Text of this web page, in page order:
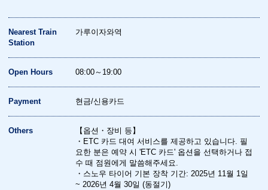
Nearest Train
Station
가루이자와역
Open Hours 08:00～19:00
Payment 현금/신용카드
Others
【옵션・장비 등】
・ETC 카드 대여 서비스를 제공하고 있습니다. 필
요한 분은 예약 시 'ETC 카드' 옵션을 선택하거나 접
수 때 점원에게 말씀해주세요.
・스노우 타이어 기본 장착 기간: 2025년 11월 1일
~ 2026년 4월 30일 (동절기)